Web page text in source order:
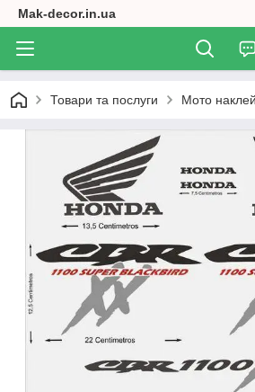
Mak-decor.in.ua
Товари та послуги Мото